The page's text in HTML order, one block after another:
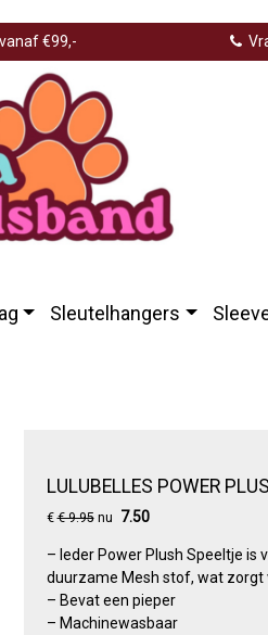
€99,-
Sleutelhangers
LULUBELLES POWER
€€ 9.95nu 7.50
– Ieder Power Plush Speeltje is
duurzame Mesh stof, wat zorgt
– Bevat een pieper
– Machinewasbaar